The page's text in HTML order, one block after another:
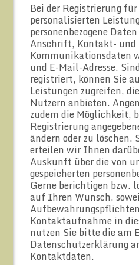
Bei der Registrierung
personalisierten
personenbezogene
Anschrift, Kontakt- und
Kommunikationsdaten
und E-Mail-Adresse.
registriert, können Sie
Leistungen zugreifen,
Nutzern anbieten.
zudem die Möglichkeit,
Registrierung
ändern oder zu
erteilen wir Ihnen
Auskunft über die von
gespeicherten
Gerne berichtigen bzw.
auf Ihren Wunsch,
Kontaktaufnahme in
nutzen Sie bitte die am
Datenschutzerklärung
Kontaktdaten.